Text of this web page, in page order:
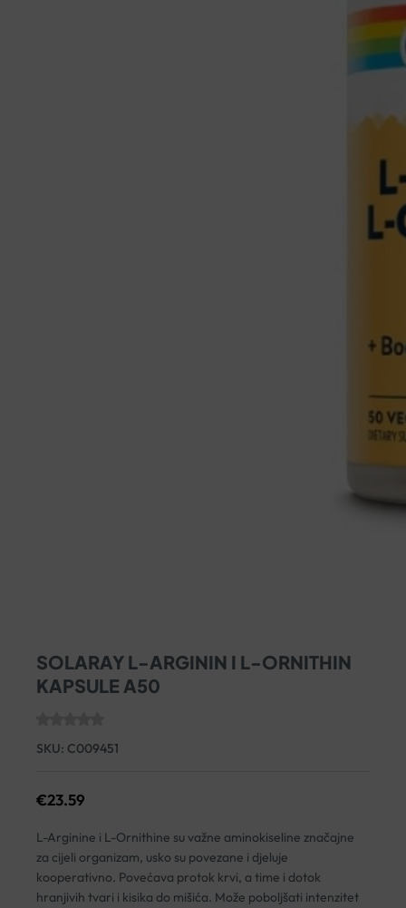
SOLARAY L-ARGININ I L-ORNITHIN
KAPSULE A50
SKU: C009451
€23.59
L-Arginine i L-Ornithine su važne aminokiseline značajne
za cijeli organizam, usko su povezane i djeluje
kooperativno. Povećava protok krvi, a time i dotok
hranjivih tvari i kisika do mišića. Može poboljšati intenzitet